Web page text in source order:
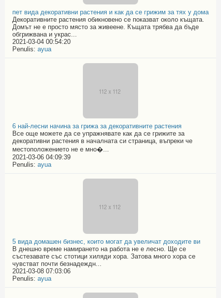
пет вида декоративни растения и как да се грижим за тях у дома
Декоративните растения обикновено се показват около къщата.
Домът не е просто място за живеене. Къщата трябва да бъде
обгрижвана и украс...
2021-03-04 00:54:20
Penulis: ayua
6 най-лесни начина за грижа за декоративните растения
Все още можете да се упражнявате как да се грижите за
декоративни растения в началната си страница, въпреки че
местоположението не е мно�...
2021-03-06 04:09:39
Penulis: ayua
5 вида домашен бизнес, които могат да увеличат доходите ви
В днешно време намирането на работа не е лесно. Ще се
състезавате със стотици хиляди хора. Затова много хора се
чувстват почти безнадеждн...
2021-03-08 07:03:06
Penulis: ayua